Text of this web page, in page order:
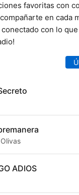
favoritas con
en cada
con lo
ADIOS